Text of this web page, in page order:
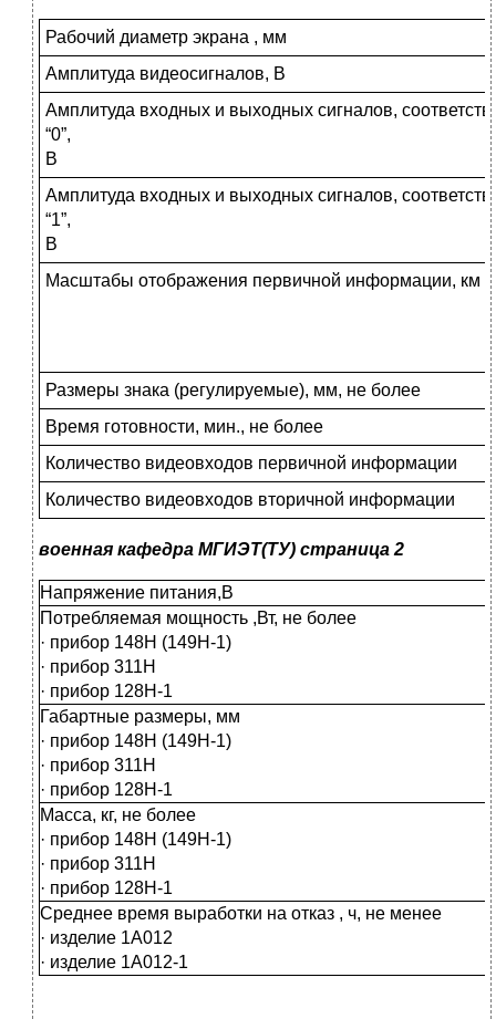
Рабочий диаметр экрана , мм
Амплитуда видеосигналов, B
Амплитуда входных и выходных сигналов,
“0”,
B
Амплитуда входных и выходных сигналов,
“1”,
B
Масштабы отображения первичной информации, км
Размеры знака (регулируемые), мм, не более
Время готовности, мин., не более
Количество видеовходов первичной информации
Количество видеовходов вторичной информации
военная кафедра МГИЭТ(ТУ) страница 2
Напряжение питания,В
Потребляемая мощность ,Вт, не более
· прибор 148Н (149Н-1)
· прибор 311Н
· прибор 128Н-1
Габартные размеры, мм
· прибор 148Н (149Н-1)
· прибор 311Н
· прибор 128Н-1
Масса, кг, не более
· прибор 148Н (149Н-1)
· прибор 311Н
· прибор 128Н-1
Среднее время выработки на отказ , ч, не менее
· изделие 1А012
· изделие 1А012-1